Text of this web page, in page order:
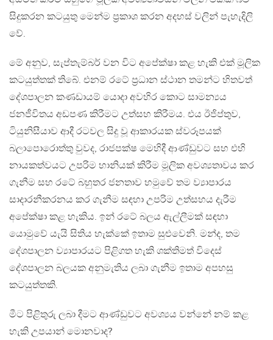
සිදුකරන කටයුතු මෙන්ම ප්‍රකාශ කරන අදහස් වලින් පැහැදිලි
වේ.
මේ අනුව, සැප්තැම්බර් වන විට අපේක්ෂා කළ හැකි එක් මූලික
කටයුත්තක් තිබේ. එනම් රටේ ප්‍රධාන ස්ථාන තමන්ට හිතවත්
දේශපාලන කණඩායම් යොදා අවහිර කොට සාමන්‍යය
ජනජීවිතය අඩපණ කිරීමට උත්සහ කිරීමය. එය ඊජිප්තුව,
ටියුනිසීයාව ආදී රටවල සිදු වූ ආකාරයක ස්වරූපයක්
බලාපොරොත්තු වුවද, රාජපක්ෂ මෙහිදී ආණ්ඩුවට සහ එහි
නායකත්වයට උපරිම හානියක් කිරීම මූලික අවශ්‍යතාවය කර
ගැනීම සහ රටේ බහුතර ජනතාව හමුවේ තම ව්‍යාපාරය
සාදාරනීකරනය කර ගැනීම සඳහා උපරිම උත්සහය දැරීම
අපේක්ෂා කළ හැකිය. ඉන් රටේ බලය ඇල්ලීමක් සඳහා
යොමුවේ යැයි සිතිය හැක්කේ ඉතාම සුළුවෙනි. මන්ද, තම
දේශපාලන ව්‍යාපාරයට පිළිගත හැකි ශක්තිමත් විදෙස්
දේශපාලන බලයක අනුමැතිය ලබා ගැනීම ඉතාම අපහසු
කටයුත්තකි.
මීට පිළිතුරු ලබා දීමට ආණ්ඩුවට අවශ්‍යය වන්නේ නම් කළ
හැකි උපයාන් මොනවාද?